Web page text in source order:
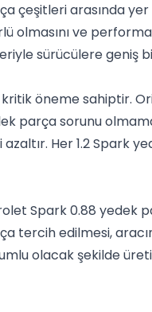
çeşitleri arasında
olmasını ve
sürücülere geniş
öneme sahiptir.
parça sorunu
Her 1.2 Spark
Spark 0.88 yedek
tercih edilmesi,
olacak şekilde